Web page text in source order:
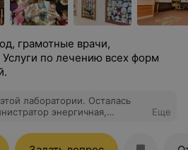
грамотные врачи,
по лечению всех форм
лаборатории. Осталась
энергичная,
и быстро.
рекомендую.
Еще